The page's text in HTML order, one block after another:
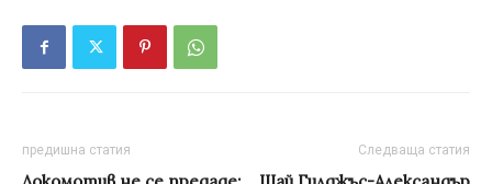
предишна статия Следваща статия